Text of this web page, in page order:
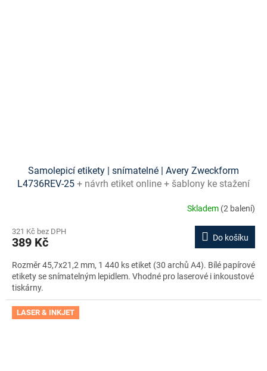
Samolepicí etikety | snímatelné | Avery Zweckform
L4736REV-25 + návrh etiket online + šablony ke stažení
Skladem (2 balení)
321 Kč bez DPH
389 Kč Do košíku
Rozměr 45,7x21,2 mm, 1 440 ks etiket (30 archů A4). Bílé papírové
etikety se snímatelným lepidlem. Vhodné pro laserové i inkoustové
tiskárny.
LASER & INKJET